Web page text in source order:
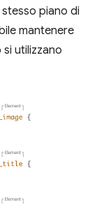
piano di
mantenere
utilizzano